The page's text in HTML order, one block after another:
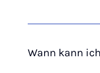
Wann kann